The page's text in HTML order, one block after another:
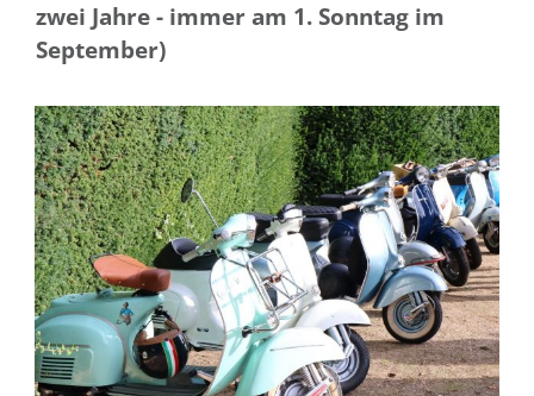
zwei Jahre - immer am 1. Sonntag im
September)